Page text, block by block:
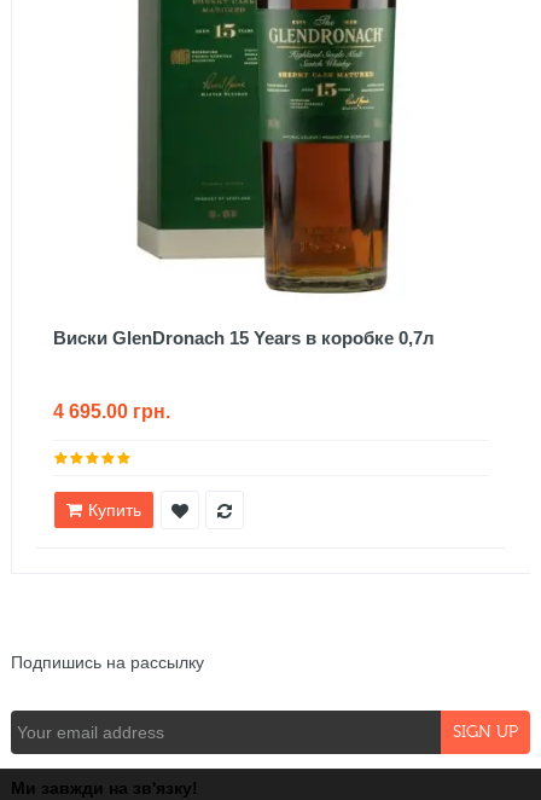
Виски GlenDronach 15 Years в коробке 0,7л
4 695.00 грн.
Купить
Подпишись на рассылку
Ми завжди на зв'язку!